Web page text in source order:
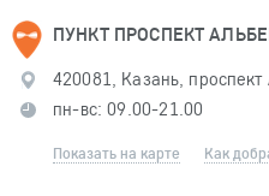
ПУНКТ ПРОСПЕКТ
420081, Казань,
пн-вс: 09.00-21.00
Показать на карте Как